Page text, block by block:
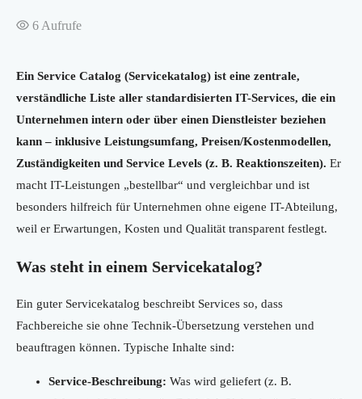
6 Aufrufe
Ein Service Catalog (Servicekatalog) ist eine zentrale,
verständliche Liste aller standardisierten IT-Services, die ein
Unternehmen intern oder über einen Dienstleister beziehen
kann – inklusive Leistungsumfang, Preisen/Kostenmodellen,
Zuständigkeiten und Service Levels (z. B. Reaktionszeiten). Er
macht IT-Leistungen „bestellbar“ und vergleichbar und ist
besonders hilfreich für Unternehmen ohne eigene IT-Abteilung,
weil er Erwartungen, Kosten und Qualität transparent festlegt.
Was steht in einem Servicekatalog?
Ein guter Servicekatalog beschreibt Services so, dass
Fachbereiche sie ohne Technik-Übersetzung verstehen und
beauftragen können. Typische Inhalte sind:
Service-Beschreibung: Was wird geliefert (z. B.